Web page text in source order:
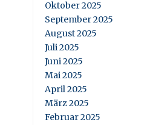
Oktober 2025
September 2025
August 2025
Juli 2025
Juni 2025
Mai 2025
April 2025
März 2025
Februar 2025